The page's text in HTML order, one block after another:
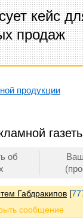
кейс
продаж
продукции
об
Габдракипов [